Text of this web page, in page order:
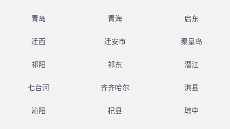
青岛 青海 启东
迁西 迁安市 秦皇岛
祁阳 祁东 潜江
七台河 齐齐哈尔 淇县
沁阳 杞县 琼中